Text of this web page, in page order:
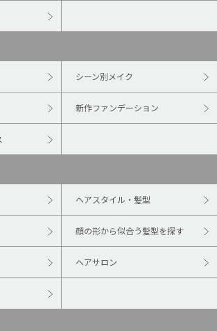
シーン別メイク
新作ファンデーション
ヘアスタイル・髪型
顔の形から似合う髪型を探す
ヘアサロン